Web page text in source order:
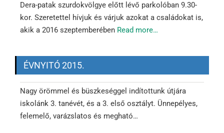
Dera-patak szurdokvölgye előtt lévő parkolóban 9.30-
kor. Szeretettel hívjuk és várjuk azokat a családokat is,
akik a 2016 szeptemberében Read more…
ÉVNYITÓ 2015.
Nagy örömmel és büszkeséggel indítottunk útjára
iskolánk 3. tanévét, és a 3. első osztályt. Ünnepélyes,
felemelő, varázslatos és megható…